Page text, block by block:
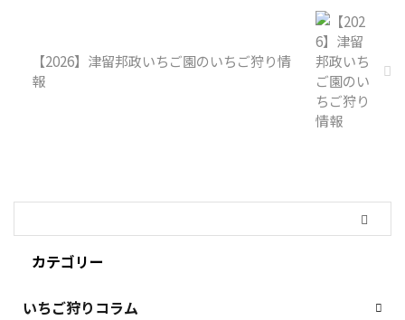
【2026】津留邦政いちご園のいちご狩り情
報
カテゴリー
いちご狩りコラム